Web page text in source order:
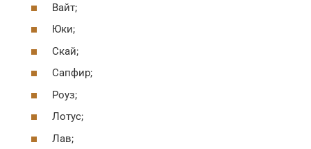
Вайт;
Юки;
Скай;
Сапфир;
Роуз;
Лотус;
Лав;